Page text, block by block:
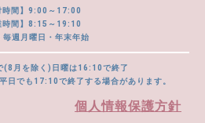
時間】9:00～17:00
時間】8:15～19:10
毎週月曜日・年末年始
(8月を除く)日曜は16:10で終了
日でも17:10で終了する場合があります。
個人情報保護方針